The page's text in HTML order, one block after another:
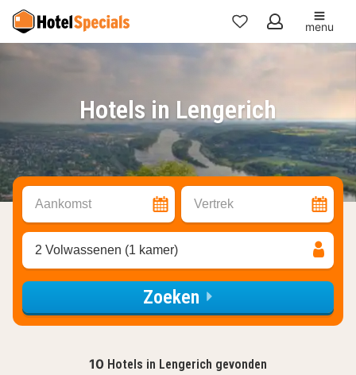
Mijn
menu
Hotels in Lengerich
Aankomst Vertrek
2 Volwassenen (1 kamer)
Zoeken
10 Hotels in Lengerich gevonden